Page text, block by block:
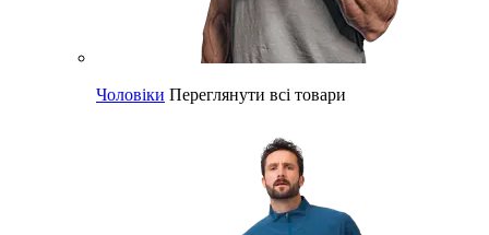
Чоловіки Переглянути всі товари